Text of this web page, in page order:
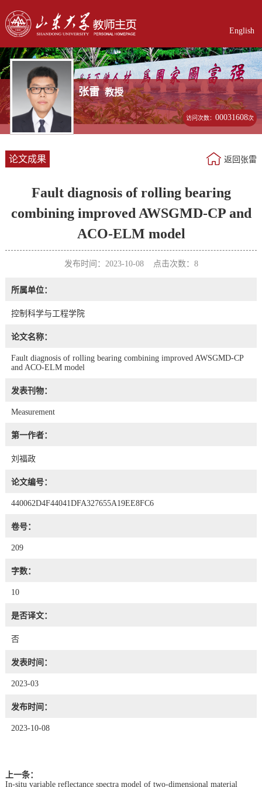
English
张雷 教授
访问次数：00031608次
论文成果 返回张雷
Fault diagnosis of rolling bearing
combining improved AWSGMD-CP and
ACO-ELM model
发布时间：2023-10-08 点击次数： 8
所属单位：
控制科学与工程学院
论文名称：
Fault diagnosis of rolling bearing combining improved AWSGMD-CP
and ACO-ELM model
发表刊物：
Measurement
第一作者：
刘福政
论文编号：
440062D4F44041DFA327655A19EE8FC6
卷号：
209
字数：
10
是否译文：
否
发表时间：
2023-03
发布时间：
2023-10-08
上一条：
In-situ variable reflectance spectra model of two-dimensional material